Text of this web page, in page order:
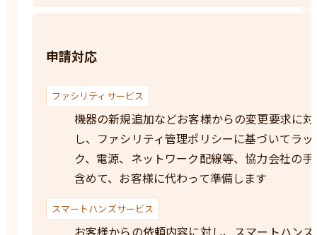
申請対応
ファシリティサービス
機器の新規追加などお客様からの変更要求に対
し、ファシリティ管理ポリシーに基づいてラッ
ク、電源、ネットワーク配線等、協力会社の手
含めて、お客様に代わって準備します
スマートハンズサービス
お客様からの依頼内容に対し、スマートハン